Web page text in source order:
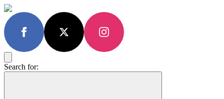
Search for: